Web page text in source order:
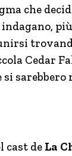
che
Cedar
si sarebbero
cast de La